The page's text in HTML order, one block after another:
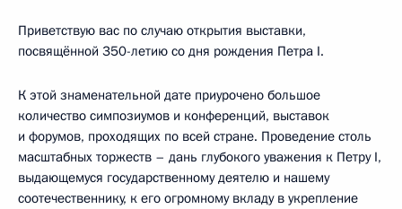
Приветствую вас по случаю открытия выставки,
посвящённой 350-летию со дня рождения Петра I.
К этой знаменательной дате приурочено большое
количество симпозиумов и конференций, выставок
и форумов, проходящих по всей стране. Проведение столь
масштабных торжеств – дань глубокого уважения к Петру I,
выдающемуся государственному деятелю и нашему
соотечественнику, к его огромному вкладу в укрепление